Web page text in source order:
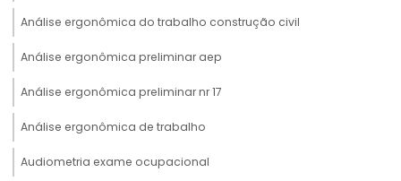
Análise ergonômica do trabalho construção civil
Análise ergonômica preliminar aep
Análise ergonômica preliminar nr 17
Análise ergonômica de trabalho
Audiometria exame ocupacional